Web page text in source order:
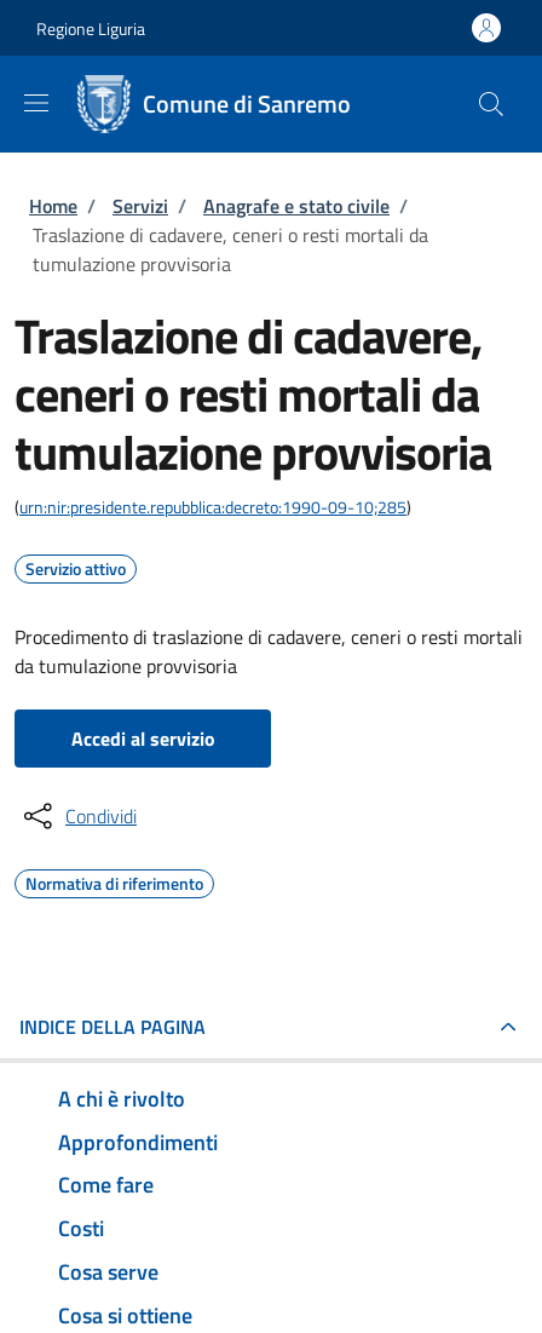
Regione Liguria
Comune di Sanremo
Briciole di pane
Home / Servizi / Anagrafe e stato civile /
Traslazione di cadavere, ceneri o resti mortali da
tumulazione provvisoria
Traslazione di cadavere,
ceneri o resti mortali da
tumulazione provvisoria
(urn:nir:presidente.repubblica:decreto:1990-09-10;285)
Servizio attivo
Procedimento di traslazione di cadavere, ceneri o resti mortali
da tumulazione provvisoria
Accedi al servizio
Condividi
Normativa di riferimento
INDICE DELLA PAGINA
A chi è rivolto
Approfondimenti
Come fare
Costi
Cosa serve
Cosa si ottiene